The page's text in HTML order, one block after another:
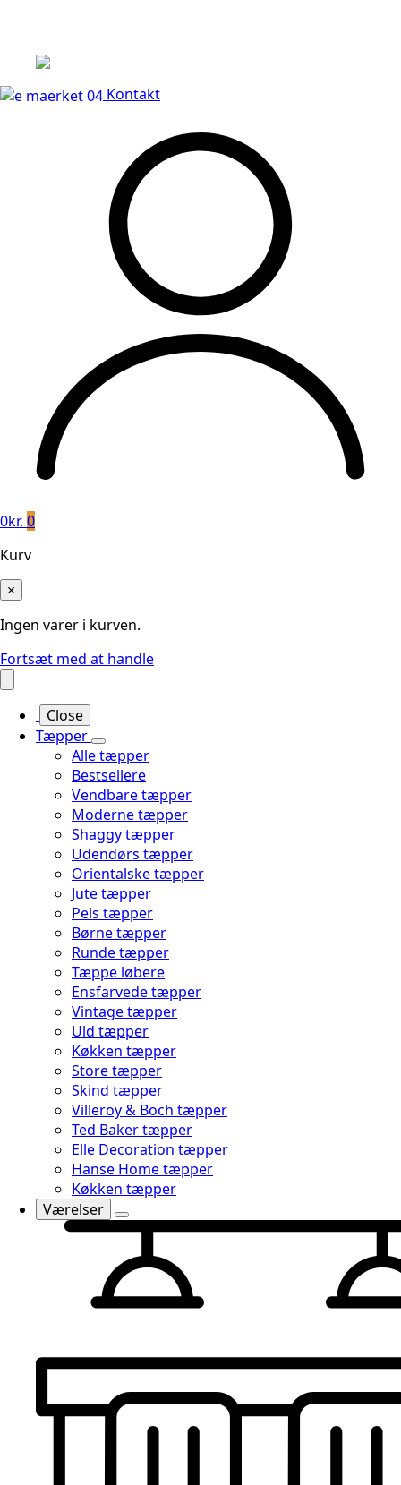
Kontakt
0kr. 0
Kurv
×
Ingen varer i kurven.
Fortsæt med at handle
Close
Tæpper
Alle tæpper
Bestsellere
Vendbare tæpper
Moderne tæpper
Shaggy tæpper
Udendørs tæpper
Orientalske tæpper
Jute tæpper
Pels tæpper
Børne tæpper
Runde tæpper
Tæppe løbere
Ensfarvede tæpper
Vintage tæpper
Uld tæpper
Køkken tæpper
Store tæpper
Skind tæpper
Villeroy & Boch tæpper
Ted Baker tæpper
Elle Decoration tæpper
Hanse Home tæpper
Køkken tæpper
Værelser